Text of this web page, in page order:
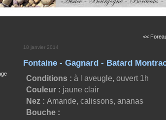
<<
18 janvier 2014
Fontaine - Gagnard - Batard
Conditions : à l aveugle, ouvert 1h
Couleur : jaune clair
Nez : Amande, calissons, ananas
Bouche :